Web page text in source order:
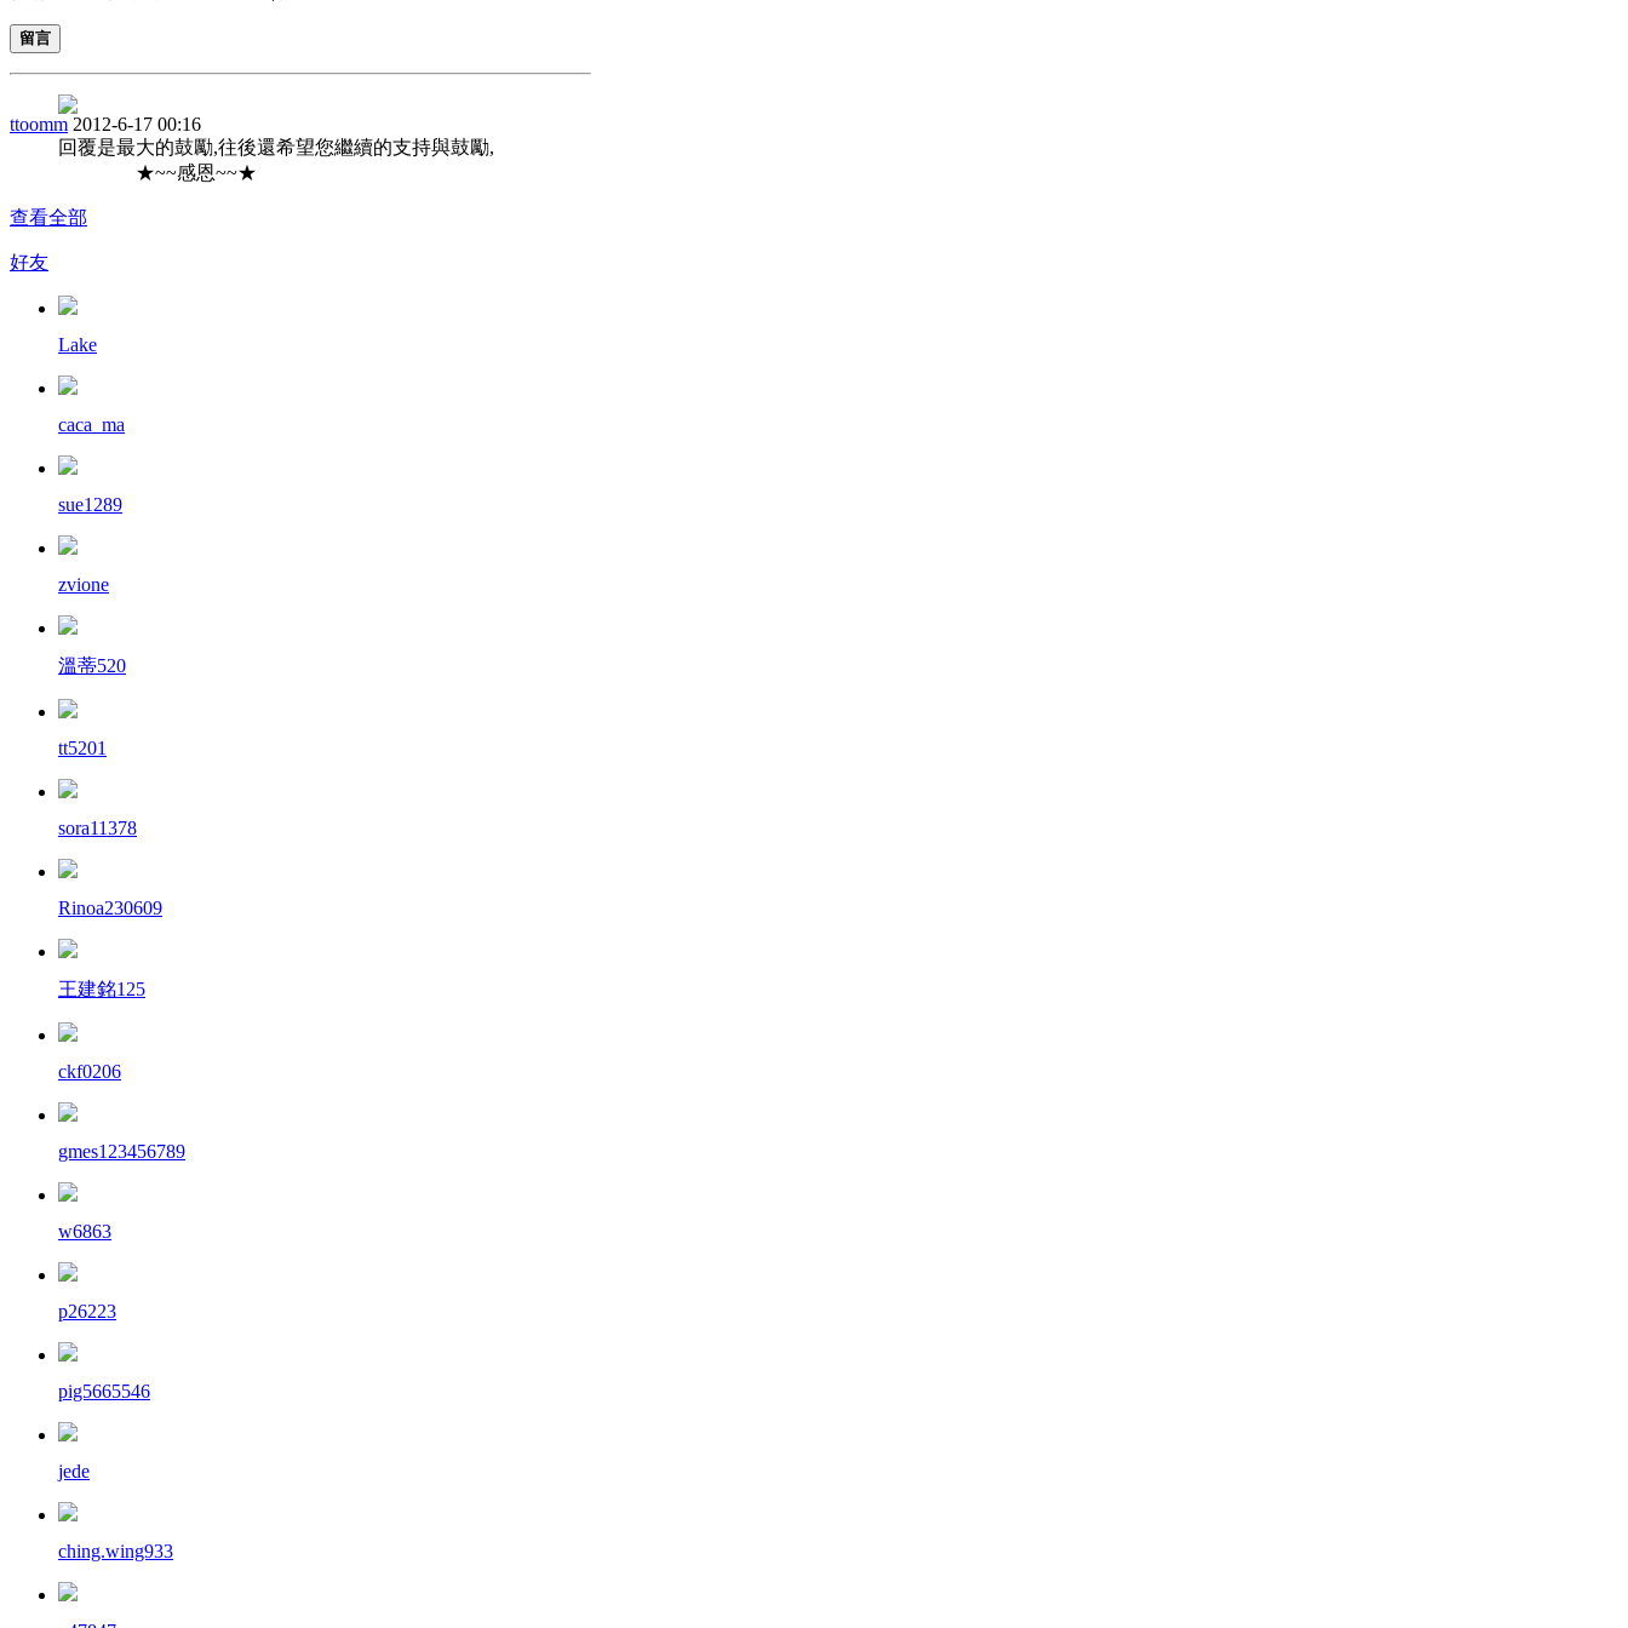
留言
ttoomm 2012-6-17 00:16
回覆是最大的鼓勵,往後還希望您繼續的支持與鼓勵,
★~~感恩~~★
查看全部
好友
Lake
caca_ma
sue1289
zvione
溫蒂520
tt5201
sora11378
Rinoa230609
王建銘125
ckf0206
gmes123456789
w6863
p26223
pig5665546
jede
ching.wing933